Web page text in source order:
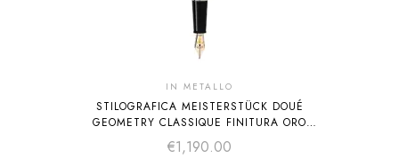
IN METALLO
STILOGRAFICA MEISTERSTÜCK DOUÉ
GEOMETRY CLASSIQUE FINITURA ORO
DISTINTIVO
€1,190.00